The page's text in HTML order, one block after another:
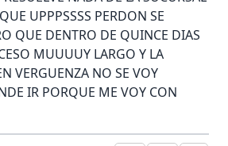
UPPPSSSS PERDON SE
QUE DENTRO DE QUINCE DIAS
MUUUUY LARGO Y LA
VERGUENZA NO SE VOY
IR PORQUE ME VOY CON